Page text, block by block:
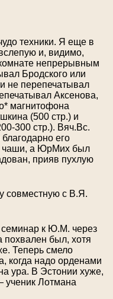
техники. Я еще в
и, видимо,
непрерывным
Бродского или
не перепечатывал
Аксенова,
магнитофона
(500 стр.) и
300 стр.). Вяч.Вс.
его
чаши, а ЮрМих был
прияв пухлую
совместную с В.Я.
к Ю.М. через
похвален был, хотя
Теперь смело
когда надо орденами
ура. В Эстонии хуже,
ученик Лотмана